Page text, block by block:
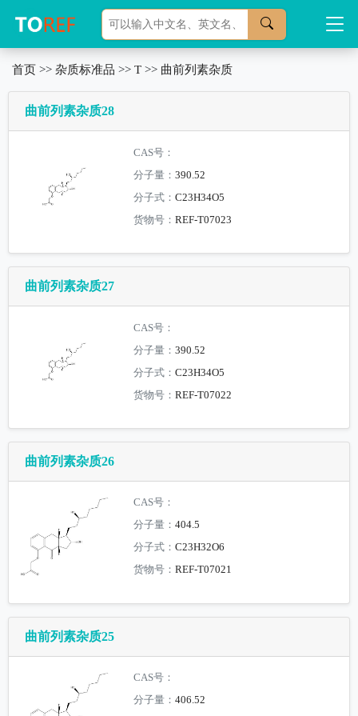
首页 >> 杂质标准品 >> T >> 曲前列素杂质
曲前列素杂质28
CAS号：
分子量：390.52
分子式：C23H34O5
货物号：REF-T07023
曲前列素杂质27
CAS号：
分子量：390.52
分子式：C23H34O5
货物号：REF-T07022
曲前列素杂质26
CAS号：
分子量：404.5
分子式：C23H32O6
货物号：REF-T07021
曲前列素杂质25
CAS号：
分子量：406.52